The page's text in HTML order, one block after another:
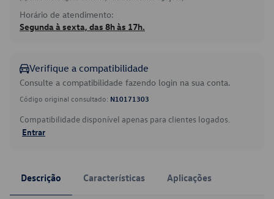
Horário de atendimento:
Segunda à sexta, das 8h às 17h.
Verifique a compatibilidade
Consulte a compatibilidade fazendo login na sua conta.
Código original consultado: N10171303
Compatibilidade disponível apenas para clientes logados.
Entrar
Descrição Características Aplicações